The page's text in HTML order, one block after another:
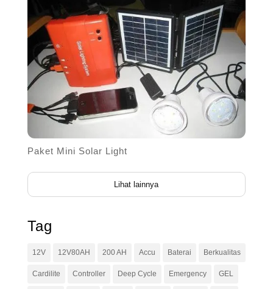
Paket Mini Solar Light
Lihat lainnya
Tag
12V 12V80AH 200 AH Accu Baterai Berkualitas
Cardilite Controller Deep Cycle Emergency GEL